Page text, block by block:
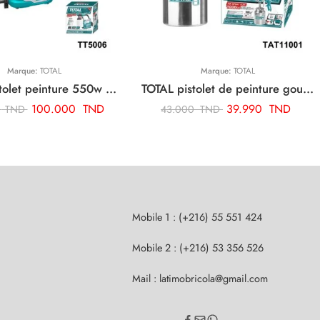
Marque: TOTAL
TOTAL pistolet peinture 550w TT5006
TND 100.000 TND
Marque: TOTAL
TOTAL pistolet de peinture goude bas 1.5 mm 1000cc TAT11001
43.000TND 39.990 TND
Mobile 1 : (+216) 55 551 424
Mobile 2 : (+216) 53 356 526
Mail : latimobricola@gmail.com